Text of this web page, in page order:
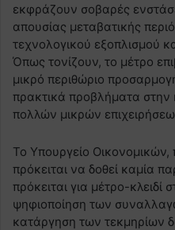
εκφράζουν σοβαρές
απουσίας μεταβατικής
τεχνολογικού εξοπλισμού
Όπως τονίζουν, το μέτρο
μικρό περιθώριο
πρακτικά προβλήματα στην
πολλών μικρών
Το Υπουργείο Οικονομικών,
πρόκειται να δοθεί καμία
πρόκειται για μέτρο-κλειδί
ψηφιοποίηση των
κατάργηση των τεκμηρίων